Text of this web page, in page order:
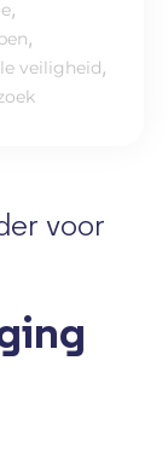
,
,
veiligheid,
voor